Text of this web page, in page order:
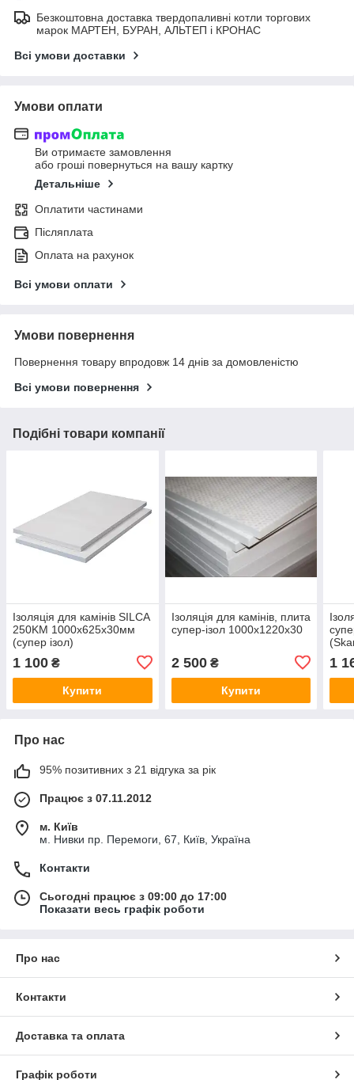
Безкоштовна доставка твердопаливні котли торгових
марок МАРТЕН, БУРАН, АЛЬТЕП і КРОНАС
Всі умови доставки
Умови оплати
Ви отримаєте замовлення
або гроші повернуться на вашу картку
Детальніше
Оплатити частинами
Післяплата
Оплата на рахунок
Всі умови оплати
Умови повернення
Повернення товару впродовж 14 днів за домовленістю
Всі умови повернення
Подібні товари компанії
Ізоляція для камінів SILCA
250KM 1000х625х30мм
(супер ізол)
1 100 ₴
Купити
Ізоляція для камінів, плита
супер-ізол 1000х1220х30
2 500₴
Купити
1
Про нас
95% позитивних з 21 відгука за рік
Працює з 07.11.2012
м. Київ
м. Нивки пр. Перемоги, 67, Київ, Україна
Контакти
Сьогодні працює з 09:00 до 17:00
Показати весь графік роботи
Про нас
Контакти
Доставка та оплата
Графік роботи